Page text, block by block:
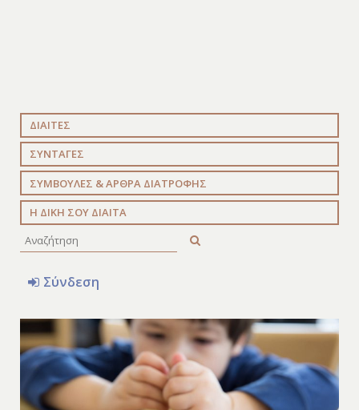
ΔΙΑΙΤΕΣ
ΣΥΝΤΑΓΕΣ
ΣΥΜΒΟΥΛΕΣ & ΑΡΘΡΑ ΔΙΑΤΡΟΦΗΣ
Η ΔΙΚΗ ΣΟΥ ΔΙΑΙΤΑ
Σύνδεση